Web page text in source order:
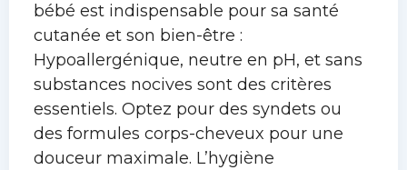
bébé est indispensable pour sa santé
cutanée et son bien-être :
Hypoallergénique, neutre en pH, et sans
substances nocives sont des critères
essentiels. Optez pour des syndets ou
des formules corps-cheveux pour une
douceur maximale. L’hygiène